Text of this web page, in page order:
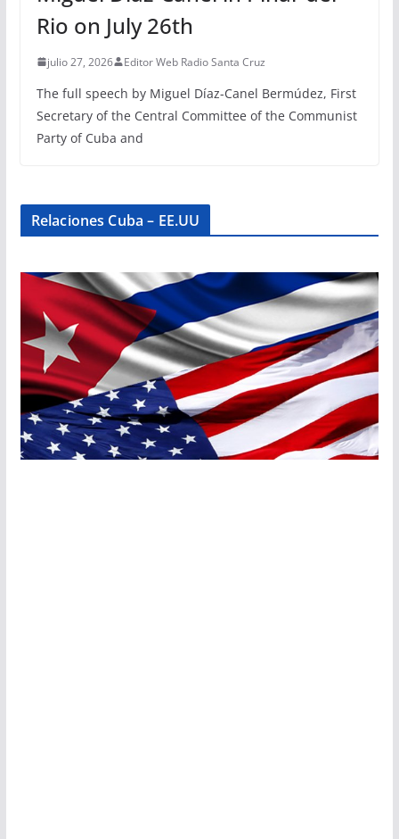
Rio on July 26th
julio 27, 2026 Editor Web Radio Santa Cruz
The full speech by Miguel Díaz-Canel Bermúdez, First
Secretary of the Central Committee of the Communist
Party of Cuba and
Relaciones Cuba – EE.UU